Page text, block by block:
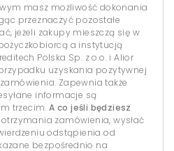
masz możliwość dokonania
przeznaczyć pozostałe
jeżeli zakupy mieszczą się w
a instytucją
Polska Sp. z o.o. i Alior
uzyskania pozytywnej
Zapewnia także
informacje są
trzecim. A co jeśli będziesz
zamówienia, wysłać
odstąpienia od
bezpośrednio na